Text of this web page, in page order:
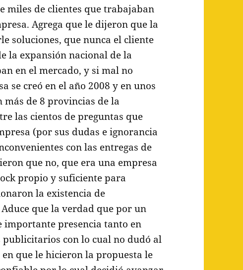
miles de clientes que trabajaban
Agrega que le dijeron que la
soluciones, que nunca el cliente
la expansión nacional de la
en el mercado, y si mal no
se creó en el año 2008 y en unos
más de 8 provincias de la
las cientos de preguntas que
(por sus dudas e ignorancia
con las entregas de
que no, que era una empresa
propio y suficiente para
la existencia de
que la verdad que por un
importante presencia tanto en
publicitarios con lo cual no dudó al
que le hicieron la propuesta le